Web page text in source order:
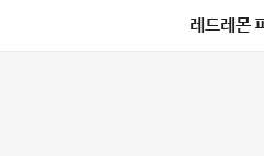
레드레몬